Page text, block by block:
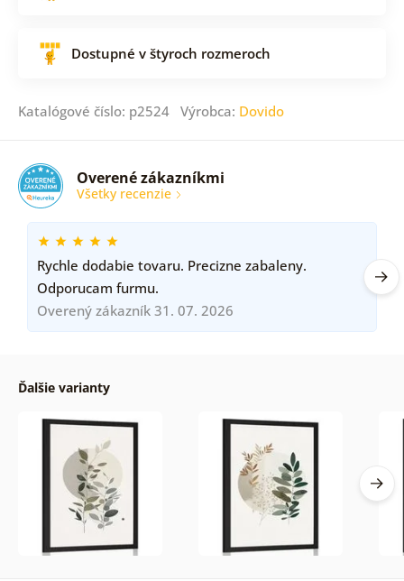
Dostupné v štyroch rozmeroch
Katalógové číslo: p2524 Výrobca: Dovido
Overené zákazníkmi
Všetky recenzie
Rychle dodabie tovaru. Precizne zabaleny.
Odporucam furmu.
Overený zákazník 31. 07. 2026
Ďalšie varianty